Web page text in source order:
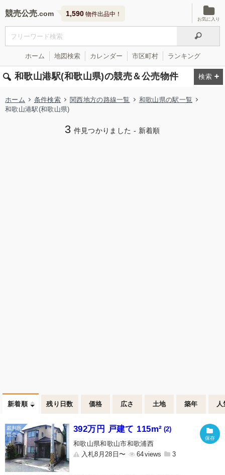
競売公売 1,590 物件出品中！
お気に入り
ホーム 地図検索 カレンダー 市区町村 ランキング
和歌山港駅(和歌山県)の競売＆公売物件
ホーム 条件検索 関西地方の路線一覧
和歌山県の駅一覧
和歌山港駅(和歌山県)
3 件見つかりました - 新着順
新着順 残り日数 価格 広さ 土地 築年 人
392万円 戸建て 115m² (2)
和歌山県和歌山市和歌浦西
入札8月28日〜
64 3